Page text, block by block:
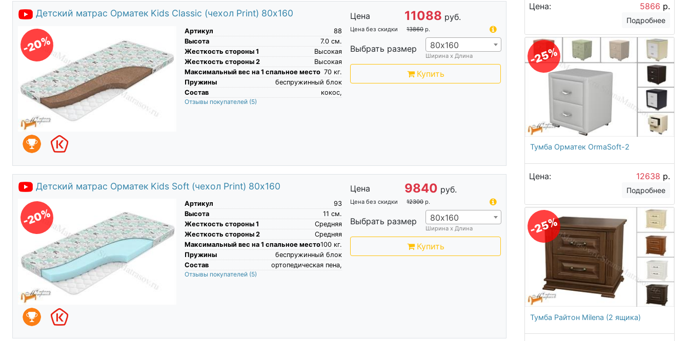
Детский матрас Орматек Kids Classic (чехол Print) 80х160
-20%
Артикул
88
Высота
см.
7.0
Жесткость стороны 1
Высокая
Жесткость стороны 2
Высокая
Максимальный вес на 1 спальное место
кг.
70
Пружины
беспружинный блок
Состав
кокос,
Отзывы покупателей (5)
Цена 11088 руб.
Цена без скидки 13860 р.
Выбрать размер 80х160
Ширина х Длина
Купить
Детский матрас Орматек Kids Soft (чехол Print) 80х160
-20%
Артикул
93
Высота
см.
11
Жесткость стороны 1
Средняя
Жесткость стороны 2
Средняя
Максимальный вес на 1 спальное место
кг.
100
Пружины
беспружинный блок
Состав
ортопедическая пена,
Отзывы покупателей (5)
Цена 9840 руб.
Цена без скидки 12300 р.
Выбрать размер 80х160
Ширина х Длина
Купить
Цена: 5866 р.
Подробнее
-25%
Тумба Орматек OrmaSoft-2
Цена: 12638 р.
Подробнее
-25%
Тумба Райтон Milena (2 ящика)